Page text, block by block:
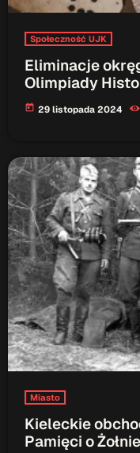
Społeczność UJK
Eliminacje
Olimpiady
today 29 listopada 2024
Miasto
Kieleckie
Pamięci o